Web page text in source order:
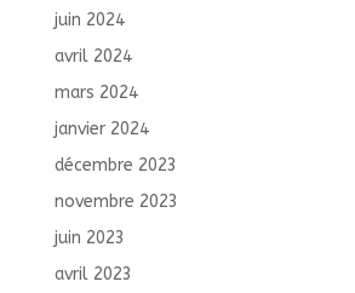
juin 2024
avril 2024
mars 2024
janvier 2024
décembre 2023
novembre 2023
juin 2023
avril 2023